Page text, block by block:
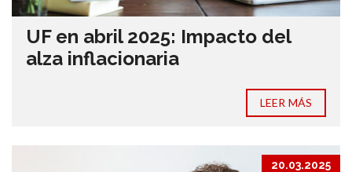
UF en abril 2025: Impacto del
alza inflacionaria
LEER MÁS
20.03.2025